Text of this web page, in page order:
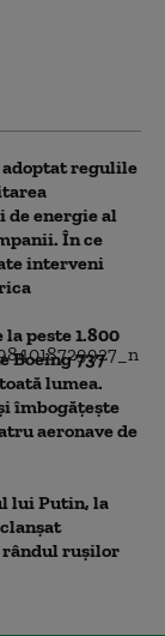
adoptat regulile
de energie al
În ce
interveni
peste 1.800
Boeing 737
lumea.
îmbogățește
aeronave de
lui Putin, la
rândul rușilor